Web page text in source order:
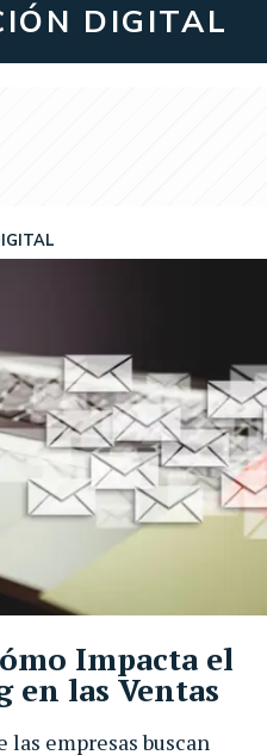
DIGITAL
empresas buscan
Impacta el
las Ventas